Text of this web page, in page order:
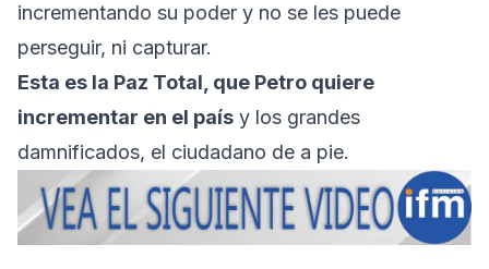
incrementando su poder y no se les puede
perseguir, ni capturar.
Esta es la Paz Total, que Petro quiere
incrementar en el país y los grandes
damnificados, el ciudadano de a pie.